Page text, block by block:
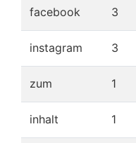
facebook 3
instagram 3
zum 1
inhalt 1